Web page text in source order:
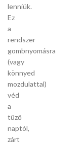
lenniük.
Ez
a
rendszer
gombnyomásra
(vagy
könnyed
mozdulattal)
véd
a
tűző
naptól,
zárt